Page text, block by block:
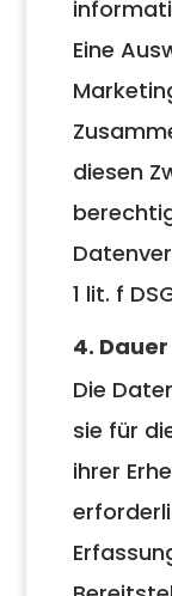
Eine
diesen
1 lit. f
4.
Die
sie für
ihrer